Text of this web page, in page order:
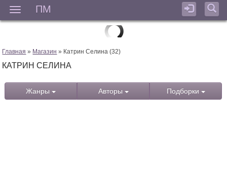
ПМ
Главная » Магазин » Катрин Селина (32)
КАТРИН СЕЛИНА
Жанры Авторы Подборки